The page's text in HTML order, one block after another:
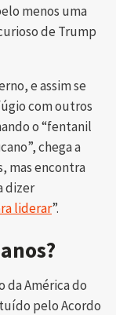
menos uma
de Trump
e assim se
com outros
o “fentanil
chega a
mas encontra
dizer
liderar”.
da América do
pelo Acordo